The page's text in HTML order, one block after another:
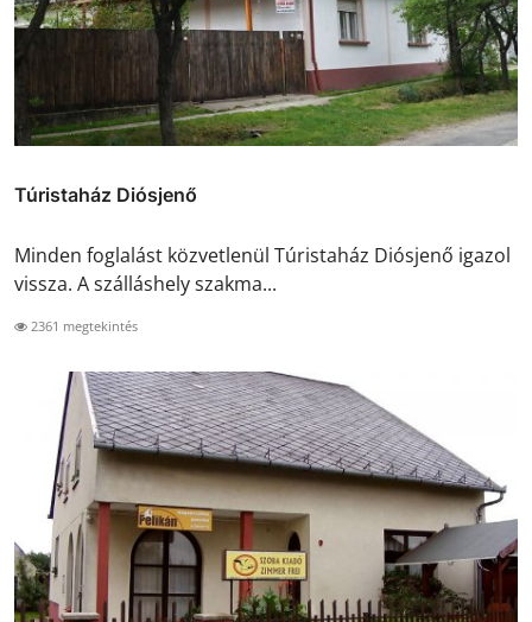
Túristaház Diósjenő
Minden foglalást közvetlenül Túristaház Diósjenő igazol
vissza. A szálláshely szakma...
2361 megtekintés